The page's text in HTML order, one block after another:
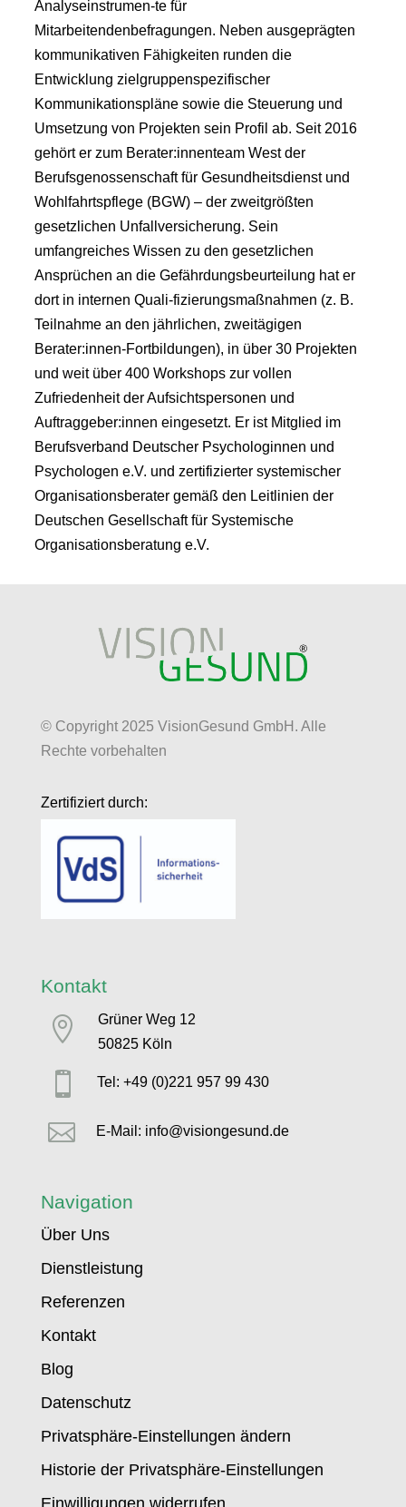
Analyseinstrumen-te für
Mitarbeitendenbefragungen. Neben ausgeprägten
kommunikativen Fähigkeiten runden die
Entwicklung zielgruppenspezifischer
Kommunikationspläne sowie die Steuerung und
Umsetzung von Projekten sein Profil ab. Seit 2016
gehört er zum Berater:innenteam West der
Berufsgenossenschaft für Gesundheitsdienst und
Wohlfahrtspflege (BGW) – der zweitgrößten
gesetzlichen Unfallversicherung. Sein
umfangreiches Wissen zu den gesetzlichen
Ansprüchen an die Gefährdungsbeurteilung hat er
dort in internen Quali-fizierungsmaßnahmen (z. B.
Teilnahme an den jährlichen, zweitägigen
Berater:innen-Fortbildungen), in über 30 Projekten
und weit über 400 Workshops zur vollen
Zufriedenheit der Aufsichtspersonen und
Auftraggeber:innen eingesetzt. Er ist Mitglied im
Berufsverband Deutscher Psychologinnen und
Psychologen e.V. und zertifizierter systemischer
Organisationsberater gemäß den Leitlinien der
Deutschen Gesellschaft für Systemische
Organisationsberatung e.V.
© Copyright 2025 VisionGesund GmbH. Alle
Rechte vorbehalten
Zertifiziert durch:
Kontakt

Grüner Weg 12
50825 Köln
 Tel: +49 (0)221 957 99 430
 E-Mail: info@visiongesund.de
Navigation
Über Uns
Dienstleistung
Referenzen
Kontakt
Blog
Datenschutz
Privatsphäre-Einstellungen ändern
Historie der Privatsphäre-Einstellungen